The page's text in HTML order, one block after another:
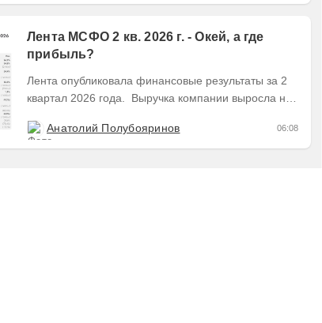
Лента МСФО 2 кв. 2026 г. - Окей, а где
прибыль?
Лента опубликовала финансовые результаты за 2
квартал 2026 года. Выручка компании выросла на
Анатолий Полубояринов
06:08